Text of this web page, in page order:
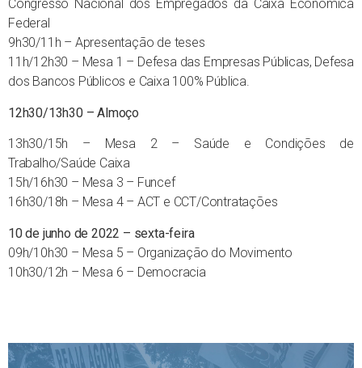
Congresso Nacional dos Empregados da Caixa Econômica
Federal
9h30/11h – Apresentação de teses
11h/12h30 – Mesa 1 – Defesa das Empresas Públicas, Defesa
dos Bancos Públicos e Caixa 100% Pública.
12h30/13h30 – Almoço
13h30/15h – Mesa 2 – Saúde e Condições de
Trabalho/Saúde Caixa
15h/16h30 – Mesa 3 – Funcef
16h30/18h – Mesa 4 – ACT e CCT/Contratações
10 de junho de 2022 – sexta-feira
09h/10h30 – Mesa 5 – Organização do Movimento
10h30/12h – Mesa 6 – Democracia